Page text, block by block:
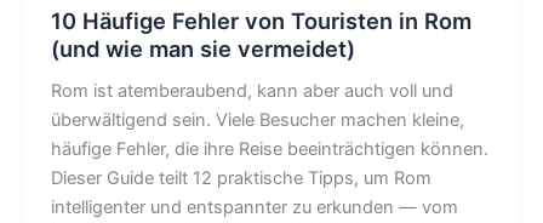
10 Häufige Fehler von Touristen in Rom
(und wie man sie vermeidet)
Rom ist atemberaubend, kann aber auch voll und
überwältigend sein. Viele Besucher machen kleine,
häufige Fehler, die ihre Reise beeinträchtigen können.
Dieser Guide teilt 12 praktische Tipps, um Rom
intelligenter und entspannter zu erkunden — vom